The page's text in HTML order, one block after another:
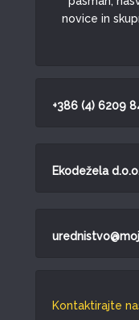
novice in
+386 (4) 6209
Ekodežela
Kontaktirajte